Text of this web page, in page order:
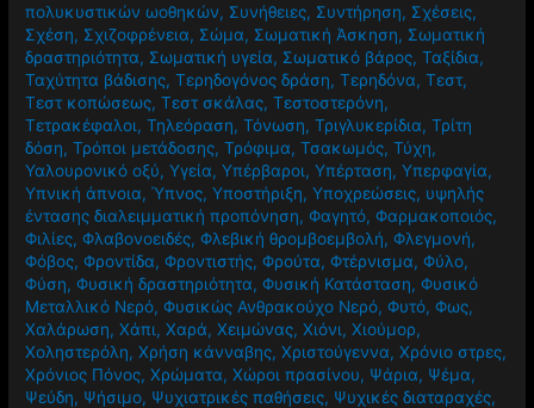
πολυκυστικών ωοθηκών, Συνήθειες, Συντήρηση, Σχέσεις,
Σχέση, Σχιζοφρένεια, Σώμα, Σωματική Άσκηση, Σωματική
δραστηριότητα, Σωματική υγεία, Σωματικό βάρος,Ταξίδια,
Ταχύτητα βάδισης,Τερηδογόνος δράση,Τερηδόνα,Τεστ,
Τεστ κοπώσεως,Τεστ σκάλας,Τεστοστερόνη,
Τετρακέφαλοι,Τηλεόραση,Τόνωση,Τριγλυκερίδια,Τρίτη
δόση,Τρόποι μετάδοσης,Τρόφιμα,Τσακωμός,Τύχη,
Υαλουρονικό οξύ,Υγεία,Υπέρβαροι,Υπέρταση,Υπερφαγία,
Υπνική άπνοια,Ύπνος,Υποστήριξη,Υποχρεώσεις, υψηλής
έντασης διαλειμματική προπόνηση,Φαγητό,Φαρμακοποιός,
Φιλίες,Φλαβονοειδές,Φλεβική θρομβοεμβολή,Φλεγμονή,
Φόβος,Φροντίδα,Φροντιστής,Φρούτα,Φτέρνισμα,Φύλο,
Φύση,Φυσική δραστηριότητα,Φυσική Κατάσταση,Φυσικό
Μεταλλικό Νερό,Φυσικώς Ανθρακούχο Νερό,Φυτό,Φως,
Χαλάρωση,Χάπι,Χαρά,Χειμώνας,Χιόνι,Χιούμορ,
Χοληστερόλη,Χρήση κάνναβης,Χριστούγεννα,Χρόνιο στρες,
Χρόνιος Πόνος,Χρώματα,Χώροι πρασίνου, Ψάρια, Ψέμα,
Ψεύδη, Ψήσιμο, Ψυχιατρικές παθήσεις, Ψυχικές διαταραχές,